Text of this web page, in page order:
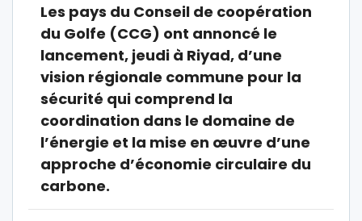
Les pays du Conseil de coopération
du Golfe (CCG) ont annoncé le
lancement, jeudi à Riyad, d’une
vision régionale commune pour la
sécurité qui comprend la
coordination dans le domaine de
l’énergie et la mise en œuvre d’une
approche d’économie circulaire du
carbone.